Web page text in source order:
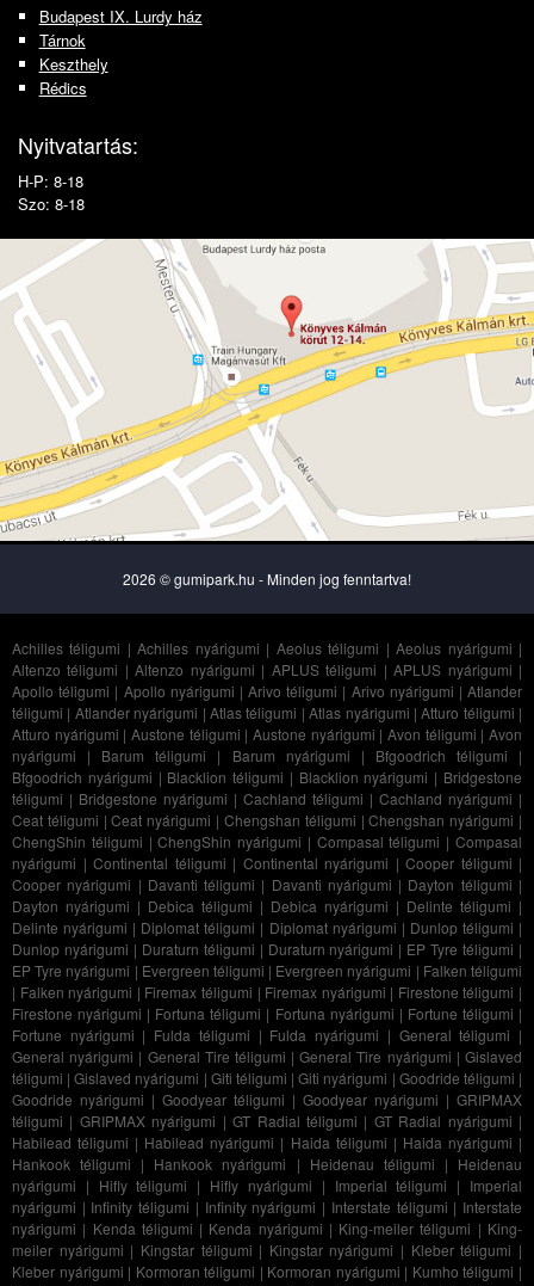
Budapest IX. Lurdy ház
Tárnok
Keszthely
Rédics
Nyitvatartás:
H-P: 8-18
Szo: 8-18
2026 © gumipark.hu - Minden jog fenntartva!
Achilles téligumi |Achilles nyárigumi | Aeolus téligumi |Aeolus nyárigumi |
Altenzo téligumi |Altenzo nyárigumi | APLUS téligumi |APLUS nyárigumi |
Apollo téligumi | Apollo nyárigumi |Arivo téligumi | Arivo nyárigumi |Atlander
téligumi | Atlander nyárigumi | Atlas téligumi |Atlas nyárigumi |Atturo téligumi |
Atturo nyárigumi |Austone téligumi |Austone nyárigumi |Avon téligumi |Avon
nyárigumi | Barum téligumi | Barum nyárigumi | Bfgoodrich téligumi |
Bfgoodrich nyárigumi | Blacklion téligumi | Blacklion nyárigumi | Bridgestone
téligumi | Bridgestone nyárigumi | Cachland téligumi | Cachland nyárigumi |
Ceat téligumi |Ceat nyárigumi | Chengshan téligumi |Chengshan nyárigumi |
ChengShin téligumi |ChengShin nyárigumi | Compasal téligumi |Compasal
nyárigumi | Continental téligumi | Continental nyárigumi | Cooper téligumi |
Cooper nyárigumi | Davanti téligumi | Davanti nyárigumi | Dayton téligumi |
Dayton nyárigumi | Debica téligumi | Debica nyárigumi | Delinte téligumi |
Delinte nyárigumi | Diplomat téligumi | Diplomat nyárigumi | Dunlop téligumi |
Dunlop nyárigumi | Duraturn téligumi | Duraturn nyárigumi | EP Tyre téligumi |
EP Tyre nyárigumi | Evergreen téligumi | Evergreen nyárigumi | Falken téligumi
| Falken nyárigumi | Firemax téligumi | Firemax nyárigumi | Firestone téligumi |
Firestone nyárigumi | Fortuna téligumi | Fortuna nyárigumi | Fortune téligumi |
Fortune nyárigumi | Fulda téligumi | Fulda nyárigumi | General téligumi |
General nyárigumi | General Tire téligumi |General Tire nyárigumi |Gislaved
téligumi |Gislaved nyárigumi | Giti téligumi |Giti nyárigumi | Goodride téligumi |
Goodride nyárigumi | Goodyear téligumi | Goodyear nyárigumi | GRIPMAX
téligumi | GRIPMAX nyárigumi |GT Radial téligumi | GT Radial nyárigumi |
Habilead téligumi | Habilead nyárigumi | Haida téligumi | Haida nyárigumi |
Hankook téligumi | Hankook nyárigumi | Heidenau téligumi | Heidenau
nyárigumi | Hifly téligumi | Hifly nyárigumi | Imperial téligumi | Imperial
nyárigumi | Infinity téligumi | Infinity nyárigumi | Interstate téligumi | Interstate
nyárigumi | Kenda téligumi | Kenda nyárigumi | King-meiler téligumi | King-
meiler nyárigumi | Kingstar téligumi | Kingstar nyárigumi | Kleber téligumi |
Kleber nyárigumi | Kormoran téligumi | Kormoran nyárigumi | Kumho téligumi |